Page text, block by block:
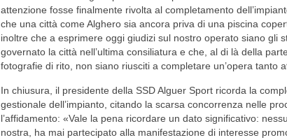
attenzione fosse finalmente rivolta al completamento
che una città come Alghero sia ancora priva di una piscina
inoltre che a esprimere oggi giudizi sul nostro operato siano gli
governato la città nell’ultima consiliatura e che, al di là della
fotografie di rito, non siano riusciti a completare un’opera tanto
In chiusura, il presidente della SSD Alguer Sport ricorda la
gestionale dell’impianto, citando la scarsa concorrenza nelle
l’affidamento: «Vale la pena ricordare un dato significativo:
nostra, ha mai partecipato alla manifestazione di interesse